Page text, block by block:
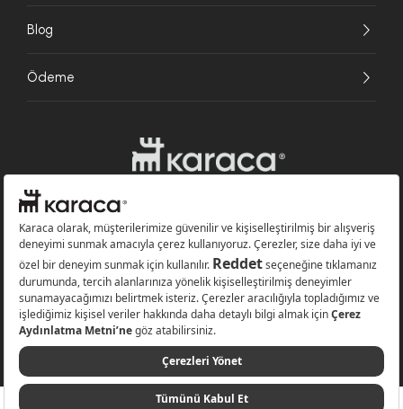
Blog
Ödeme
Websitesinde kullanılan bazı görseller yapay zekâ (AI) ile üretilmiştir.
Karaca.com © 2026 - Karaca Züccaciye A.Ş. Tüm hakları saklıdır.